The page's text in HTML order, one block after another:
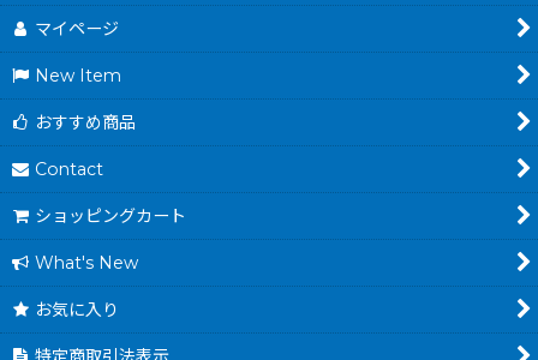
マイページ
New Item
おすすめ商品
Contact
ショッピングカート
What's New
お気に入り